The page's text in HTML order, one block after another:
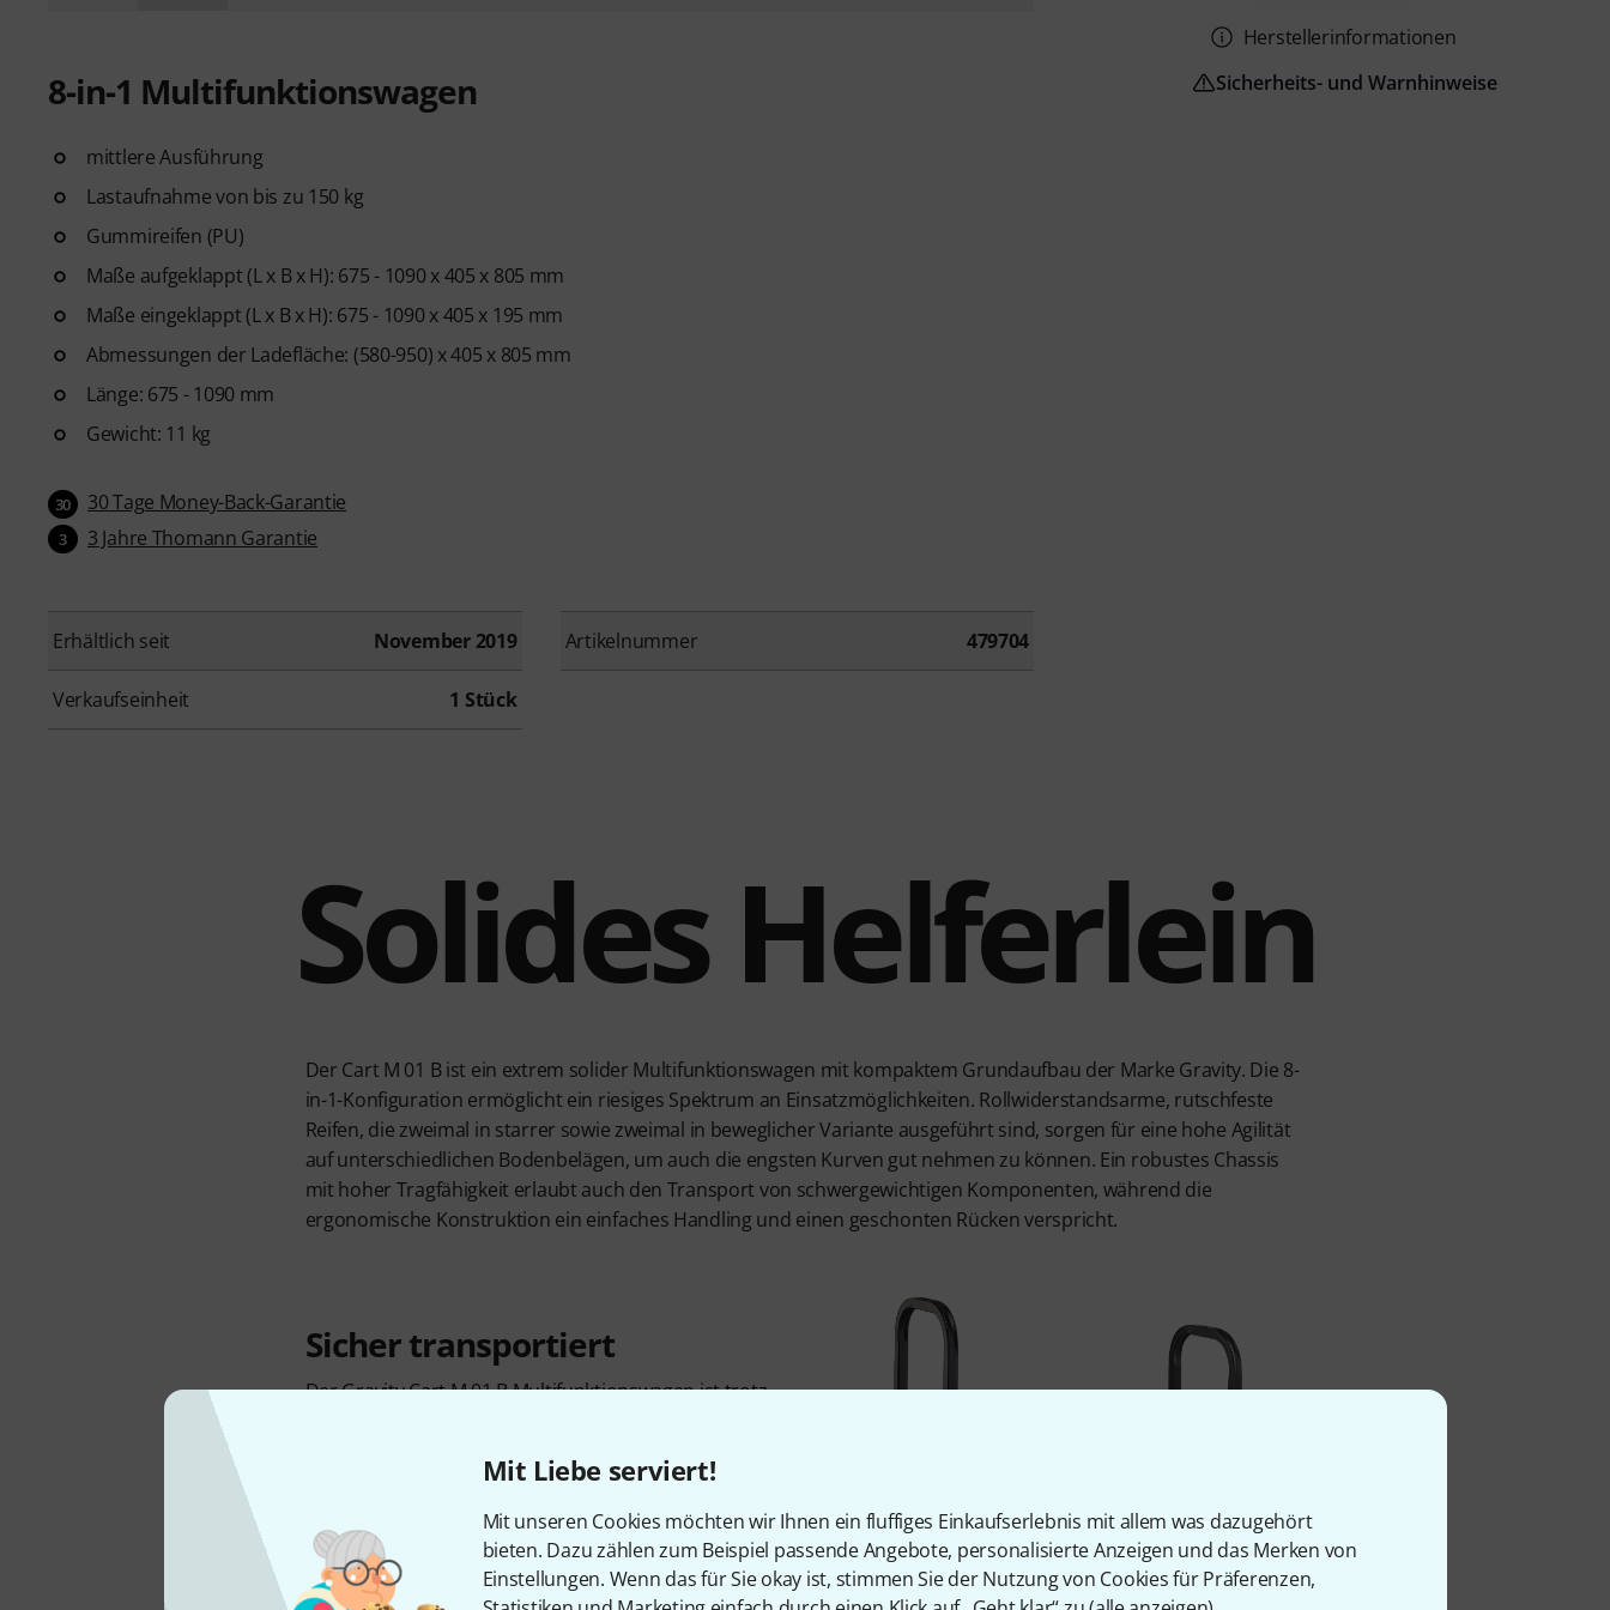
Mit Liebe serviert!
Mit unseren Cookies möchten wir Ihnen ein fluffiges Einkaufserlebnis mit allem was dazugehört
bieten. Dazu zählen zum Beispiel passende Angebote, personalisierte Anzeigen und das Merken von
Einstellungen. Wenn das für Sie okay ist, stimmen Sie der Nutzung von Cookies für Präferenzen,
8-in-1 Multifunktionswagen
mittlere Ausführung
Lastaufnahme von bis zu 150 kg
Gummireifen (PU)
Maße aufgeklappt (L x B x H): 675 - 1090 x 405 x 805 mm
Maße eingeklappt (L x B x H): 675 - 1090 x 405 x 195 mm
Abmessungen der Ladefläche: (580-950) x 405 x 805 mm
Länge: 675 - 1090 mm
Gewicht: 11 kg
30 30 Tage Money-Back-Garantie
3 3 Jahre Thomann Garantie
Erhältlich seit November 2019 Artikelnummer 479704
Verkaufseinheit 1 Stück
Herstellerinformationen
Sicherheits- und Warnhinweise
Solides Helferlein
Der Cart M 01 B ist ein extrem solider Multifunktionswagen mit kompaktem Grundaufbau der Marke Gravity. Die 8-
in-1-Konfiguration ermöglicht ein riesiges Spektrum an Einsatzmöglichkeiten. Rollwiderstandsarme, rutschfeste
Reifen, die zweimal in starrer sowie zweimal in beweglicher Variante ausgeführt sind, sorgen für eine hohe Agilität
auf unterschiedlichen Bodenbelägen, um auch die engsten Kurven gut nehmen zu können. Ein robustes Chassis
mit hoher Tragfähigkeit erlaubt auch den Transport von schwergewichtigen Komponenten, während die
ergonomische Konstruktion ein einfaches Handling und einen geschonten Rücken verspricht.
Sicher transportiert
Der Gravity Cart M 01 B Multifunktionswagen ist trotz
Konstruktion besteht aus einem soliden Stahlchassis,
das bis zu 150kg belastet werden kann. Eine Spurbreite
von 0,41m sorgt dabei für einen festen Stand. Die
starren Räder haben einen Durchmesser von etwa
15cm, während die beweglichen Räder einen